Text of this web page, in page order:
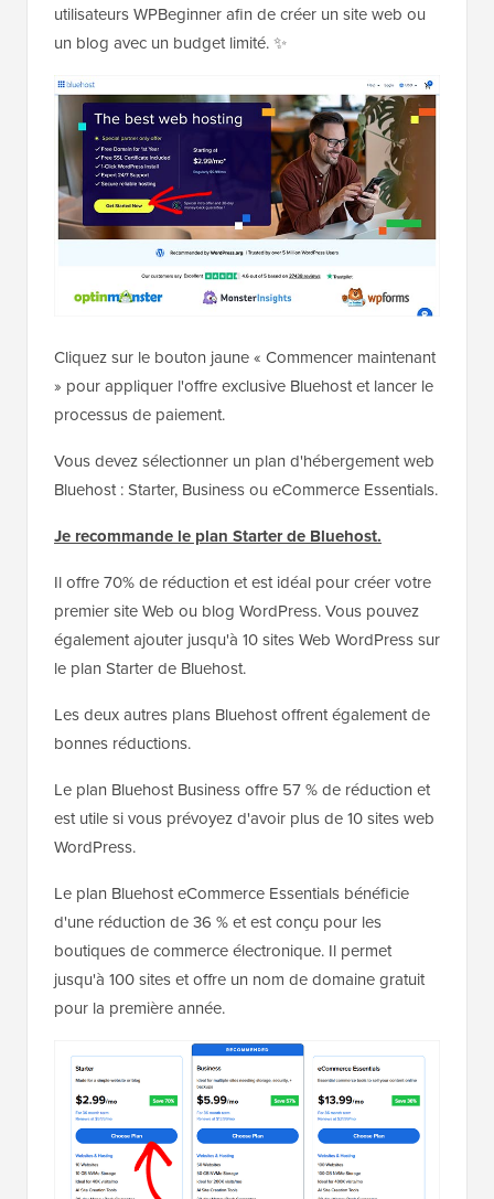
utilisateurs WPBeginner afin de créer un site web ou
un blog avec un budget limité. ✨
Cliquez sur le bouton jaune « Commencer maintenant
» pour appliquer l'offre exclusive Bluehost et lancer le
processus de paiement.
Vous devez sélectionner un plan d'hébergement web
Bluehost : Starter, Business ou eCommerce Essentials.
Je recommande le plan Starter de Bluehost.
Il offre 70% de réduction et est idéal pour créer votre
premier site Web ou blog WordPress. Vous pouvez
également ajouter jusqu'à 10 sites Web WordPress sur
le plan Starter de Bluehost.
Les deux autres plans Bluehost offrent également de
bonnes réductions.
Le plan Bluehost Business offre 57 % de réduction et
est utile si vous prévoyez d'avoir plus de 10 sites web
WordPress.
Le plan Bluehost eCommerce Essentials bénéficie
d'une réduction de 36 % et est conçu pour les
boutiques de commerce électronique. Il permet
jusqu'à 100 sites et offre un nom de domaine gratuit
pour la première année.